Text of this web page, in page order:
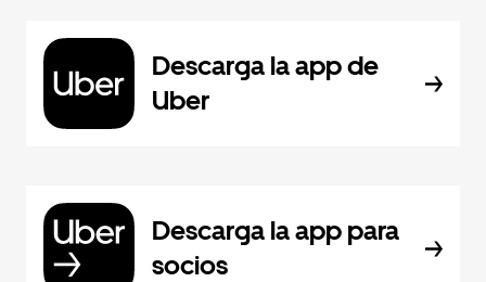
Descarga la app de
Uber
Descarga la app para
socios